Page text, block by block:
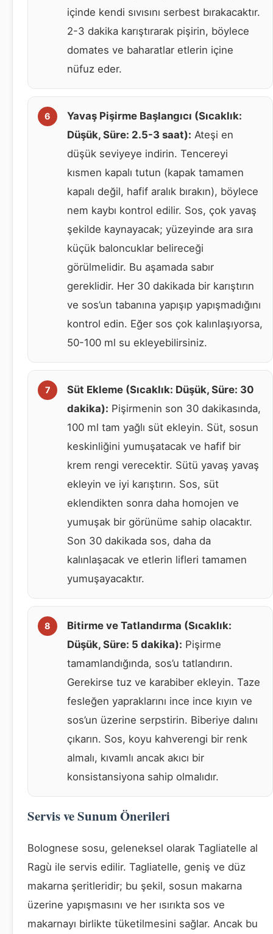
içinde kendi sıvısını serbest bırakacaktır.
2-3 dakika karıştırarak pişirin, böylece
domates ve baharatlar etlerin içine
nüfuz eder.
Yavaş Pişirme Başlangıcı (Sıcaklık:
Düşük, Süre: 2.5-3 saat): Ateşi en
düşük seviyeye indirin. Tencereyi
kısmen kapalı tutun (kapak tamamen
kapalı değil, hafif aralık bırakın), böylece
nem kaybı kontrol edilir. Sos, çok yavaş
şekilde kaynayacak; yüzeyinde ara sıra
küçük baloncuklar belireceği
görülmelidir. Bu aşamada sabır
gereklidir. Her 30 dakikada bir karıştırın
ve sos’un tabanına yapışıp yapışmadığını
kontrol edin. Eğer sos çok kalınlaşıyorsa,
50-100 ml su ekleyebilirsiniz.
Süt Ekleme (Sıcaklık: Düşük, Süre: 30
dakika): Pişirmenin son 30 dakikasında,
100 ml tam yağlı süt ekleyin. Süt, sosun
keskinliğini yumuşatacak ve hafif bir
krem rengi verecektir. Sütü yavaş yavaş
ekleyin ve iyi karıştırın. Sos, süt
eklendikten sonra daha homojen ve
yumuşak bir görünüme sahip olacaktır.
Son 30 dakikada sos, daha da
kalınlaşacak ve etlerin lifleri tamamen
yumuşayacaktır.
Bitirme ve Tatlandırma (Sıcaklık:
Düşük, Süre: 5 dakika): Pişirme
tamamlandığında, sos’u tatlandırın.
Gerekirse tuz ve karabiber ekleyin. Taze
fesleğen yapraklarını ince ince kıyın ve
sos’un üzerine serpstirin. Biberiye dalını
çıkarın. Sos, koyu kahverengi bir renk
almalı, kıvamlı ancak akıcı bir
konsistansiyona sahip olmalıdır.
Servis ve Sunum Önerileri
Bolognese sosu, geleneksel olarak Tagliatelle al
Ragù ile servis edilir. Tagliatelle, geniş ve düz
makarna şeritleridir; bu şekil, sosun makarna
üzerine yapışmasını ve her ısırıkta sos ve
makarnayı birlikte tüketilmesini sağlar. Ancak bu